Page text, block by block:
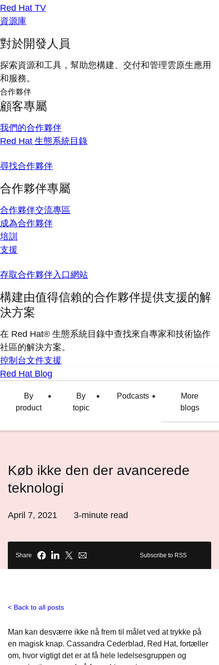
Red Hat TV
資源庫
對於開發人員
探索資源和工具，幫助您構建、交付和管理雲原生應用
和服務。
合作夥伴
顧客專屬
我們的合作夥伴
Red Hat 生態系統目錄
尋找合作夥伴
合作夥伴專屬
合作夥伴交流專區
成為合作夥伴
培訓
支援
存取合作夥伴入口網站
構建由值得信賴的合作夥伴提供支援的解
決方案
在 Red Hat® 生態系統目錄中查找來自專家和技術協作
社區的解決方案。
控制台文件支援
Red Hat Blog
By
product
By
topic
Podcasts
More
blogs
Køb ikke den der avancerede
teknologi
April 7, 2021 3-minute read
Share Subscribe to RSS
Back to all posts
Man kan desværre ikke nå frem til målet ved at trykke på
en magisk knap. Cassandra Cederblad, Red Hat, fortæller
om, hvor vigtigt det er at få hele ledelsesgruppen og